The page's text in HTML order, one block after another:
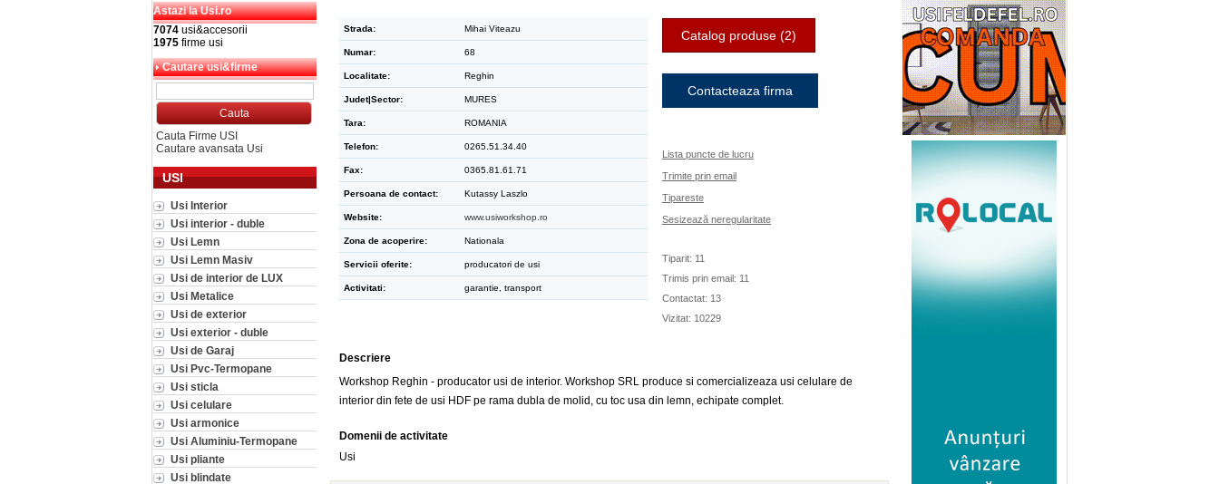
Astazi la Usi.ro
7074 usi&accesorii
1975 firme usi
Cautare usi&firme
Cauta Firme USI
Cautare avansata Usi
USI
Usi Interior
Usi interior - duble
Usi Lemn
Usi Lemn Masiv
Usi de interior de LUX
Usi Metalice
Usi de exterior
Usi exterior - duble
Usi de Garaj
Usi Pvc-Termopane
Usi sticla
Usi celulare
Usi armonice
Usi Aluminiu-Termopane
Usi pliante
Usi blindate
Strada: Mihai Viteazu
Numar: 68
Localitate: Reghin
Judet|Sector: MURES
Tara: ROMANIA
Telefon: 0265.51.34.40
Fax: 0365.81.61.71
Persoana de contact: Kutassy Laszlo
Website: www.usiworkshop.ro
Zona de acoperire: Nationala
Servicii oferite: producatori de usi
Activitati: garantie, transport
Catalog produse (2)
Contacteaza firma
Lista puncte de lucru
Trimite prin email
Tipareste
Sesizează neregularitate
Tiparit: 11
Trimis prin email: 11
Contactat: 13
Vizitat: 10229
Descriere
Workshop Reghin - producator usi de interior. Workshop SRL produce si comercializeaza usi celulare de
interior din fete de usi HDF pe rama dubla de molid, cu toc usa din lemn, echipate complet.
Domenii de activitate
Usi